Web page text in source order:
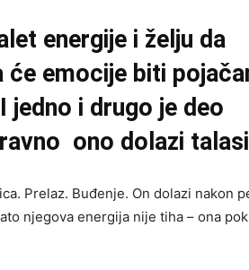
energije i želju da
će emocije biti
jedno i drugo je deo
ono dolazi
Prelaz. Buđenje. On dolazi nakon
njegova energija nije tiha – ona